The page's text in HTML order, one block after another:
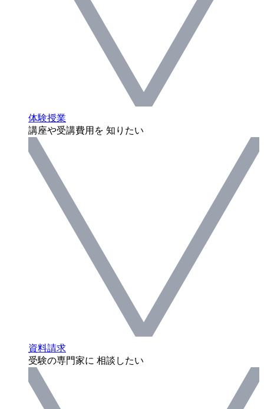
体験授業
講座や受講費用を 知りたい
資料請求
受験の専門家に 相談したい